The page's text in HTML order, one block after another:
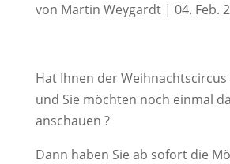
von Martin Weygardt| 04. Feb.
Hat Ihnen der Weihnachtscircus
und Sie möchten noch einmal
anschauen ?
Dann haben Sie ab sofort die